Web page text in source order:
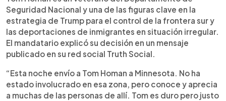
Seguridad Nacional y una de las figuras clave en la
estrategia de Trump para el control de la frontera sur y
las deportaciones de inmigrantes en situación irregular.
El mandatario explicó su decisión en un mensaje
publicado en su red social Truth Social.
“Esta noche envío a Tom Homan a Minnesota. No ha
estado involucrado en esa zona, pero conoce y aprecia
a muchas de las personas de allí. Tom es duro pero justo